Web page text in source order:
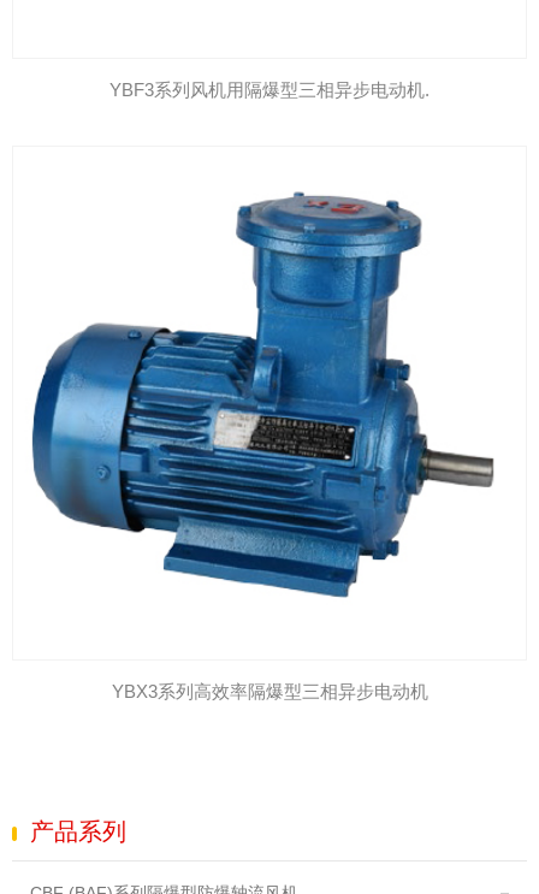
YBF3系列风机用隔爆型三相异步电动机.
YBX3系列高效率隔爆型三相异步电动机
产品系列